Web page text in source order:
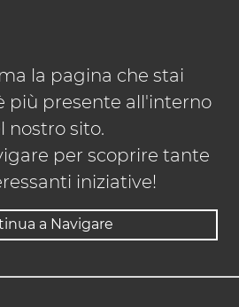
la pagina che stai
più presente all'interno
nostro sito.
per scoprire tante
iniziative!
a Navigare